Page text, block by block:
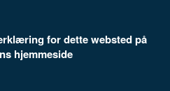
for dette websted på
hjemmeside